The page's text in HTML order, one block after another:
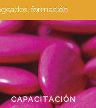
formación
CAPACITACIÓN